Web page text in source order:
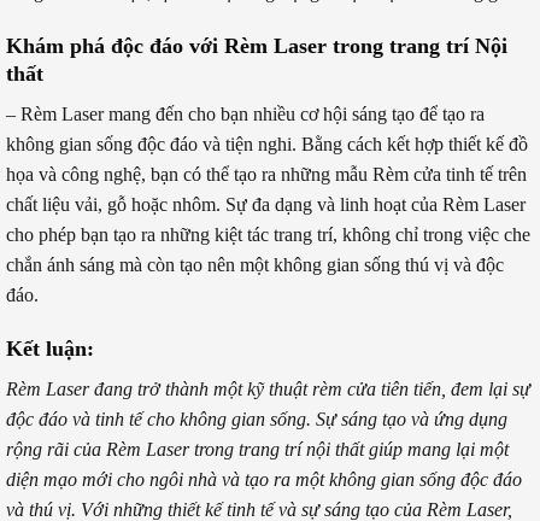
Khám phá độc đáo với Rèm Laser trong trang trí Nội
thất
– Rèm Laser mang đến cho bạn nhiều cơ hội sáng tạo để tạo ra
không gian sống độc đáo và tiện nghi. Bằng cách kết hợp thiết kế đồ
họa và công nghệ, bạn có thể tạo ra những mẫu Rèm cửa tinh tế trên
chất liệu vải, gỗ hoặc nhôm. Sự đa dạng và linh hoạt của Rèm Laser
cho phép bạn tạo ra những kiệt tác trang trí, không chỉ trong việc che
chắn ánh sáng mà còn tạo nên một không gian sống thú vị và độc
đáo.
Kết luận:
Rèm Laser đang trở thành một kỹ thuật rèm cửa tiên tiến, đem lại sự
độc đáo và tinh tế cho không gian sống. Sự sáng tạo và ứng dụng
rộng rãi của Rèm Laser trong trang trí nội thất giúp mang lại một
diện mạo mới cho ngôi nhà và tạo ra một không gian sống độc đáo
và thú vị. Với những thiết kế tinh tế và sự sáng tạo của Rèm Laser,